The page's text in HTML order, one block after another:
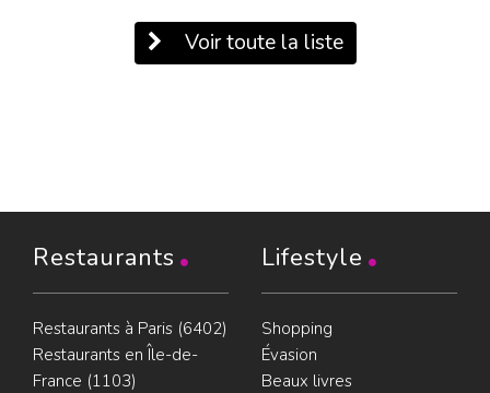
Voir toute la liste
Restaurants
Restaurants à Paris (6402)
Restaurants en Île-de-
France (1103)
Lifestyle
Shopping
Évasion
Beaux livres